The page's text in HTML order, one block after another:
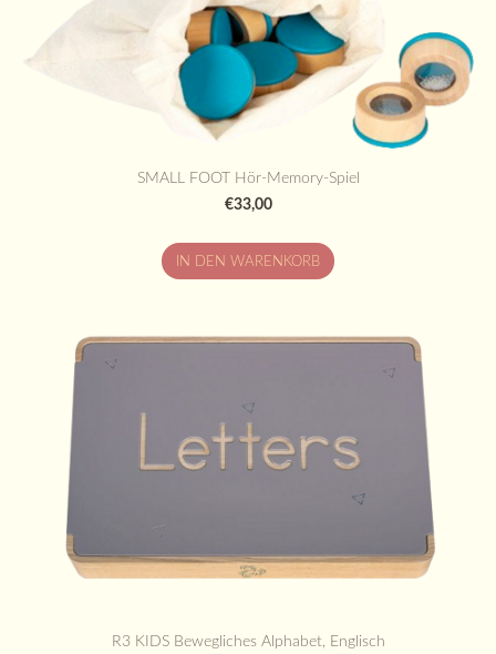
SMALL FOOT Hör-Memory-Spiel
€33,00
IN DEN WARENKORB
R3 KIDS Bewegliches Alphabet, Englisch